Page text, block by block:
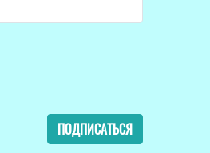
ПОДПИСАТЬСЯ